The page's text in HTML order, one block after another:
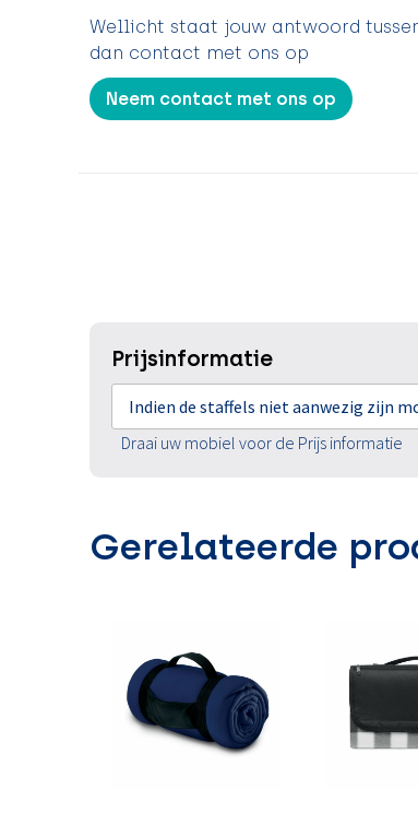
Wellicht staat jouw antwoord
dan contact met ons op
Neem contact met ons op
Prijsinformatie
Indien de staffels niet aanwezig zijn
Draai uw mobiel voor de Prijs informatie
Gerelateerde